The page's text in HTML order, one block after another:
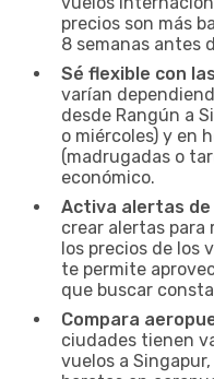
precios son más
8 semanas antes
Sé flexible con
varían
desde Rangún a
o miércoles) y en
(madrugadas o
económico.
Activa alertas de
crear alertas
los precios de los
te permite
que buscar
Compara
ciudades tienen
vuelos a